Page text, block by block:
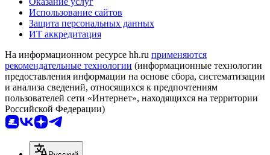
Использование сайтов
Защита персональных данных
ИТ аккредитация
На информационном ресурсе hh.ru применяются
рекомендательные технологии (информационные технологии
предоставления информации на основе сбора, систематизации
и анализа сведений, относящихся к предпочтениям
пользователей сети «Интернет», находящихся на территории
Российской Федерации)